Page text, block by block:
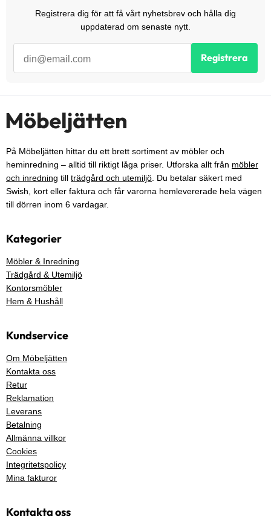
Registrera dig för att få vårt nyhetsbrev och hålla dig
uppdaterad om senaste nytt.
Registrera
På Möbeljätten hittar du ett brett sortiment av möbler och
heminredning – alltid till riktigt låga priser. Utforska allt från möbler
och inredning till trädgård och utemiljö. Du betalar säkert med
Swish, kort eller faktura och får varorna hemlevererade hela vägen
till dörren inom 6 vardagar.
Kategorier
Möbler & Inredning
Trädgård & Utemiljö
Kontorsmöbler
Hem & Hushåll
Kundservice
Om Möbeljätten
Kontakta oss
Retur
Reklamation
Leverans
Betalning
Allmänna villkor
Cookies
Integritetspolicy
Mina fakturor
Kontakta oss